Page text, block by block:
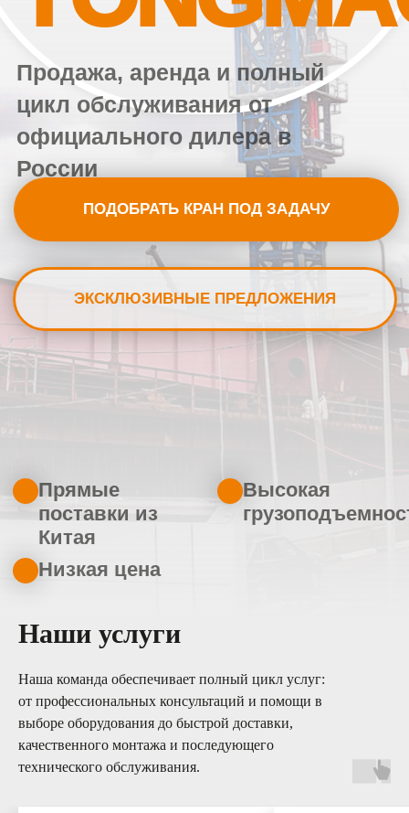
ЭКСКЛЮЗИВНЫЕ ПРЕДЛОЖЕНИЯ
грузоподъемность
Низкая цена
Прямые
Китая
Наши услуги
Наша команда обеспечивает полный цикл услуг:
от профессиональных консультаций и помощи в
выборе оборудования до быстрой доставки,
качественного монтажа и последующего
технического обслуживания.